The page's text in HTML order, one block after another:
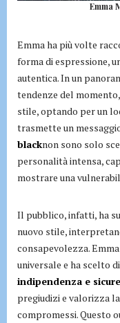
Emma
Emma ha più volte
forma di espressione,
autentica. In un
tendenze del
stile, optando per un
trasmette un
blacknon sono solo
personalità intensa,
mostrare una
Il pubblico, infatti, ha
nuovo stile,
consapevolezza.
universale e ha scelto
indipendenza e
pregiudizi e valorizza
compromessi. Questo